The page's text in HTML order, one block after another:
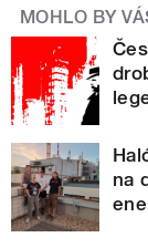
MOHLO BY
na